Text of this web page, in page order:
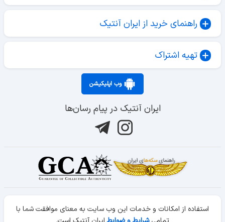
راهنمای خرید از ایران آنتیک
تهیه اشتراک
وب اپلیکیشن
ایران آنتیک در پیام رسان‌ها
استفاده از امکانات و خدمات این وب سایت به معنای موافقت شما با